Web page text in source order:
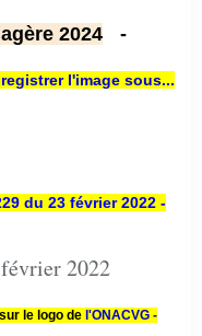
2024 -
l'image sous...
du 23 février 2022 -
2022
le logo de l'ONACVG -